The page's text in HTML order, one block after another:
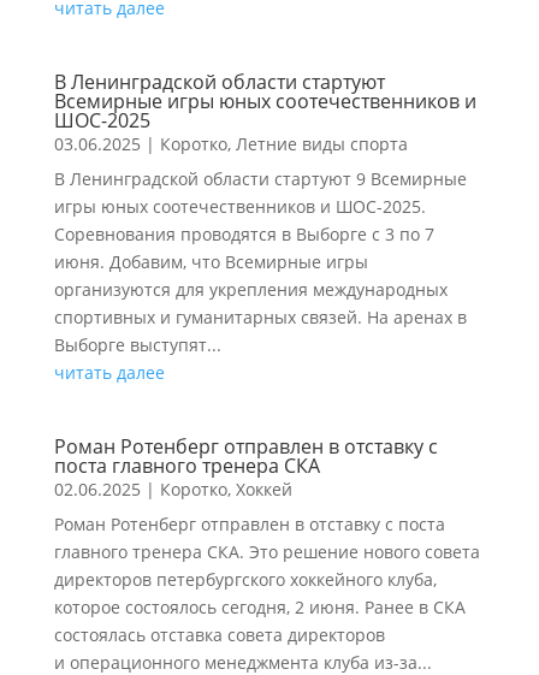
читать далее
В Ленинградской области стартуют
Всемирные игры юных соотечественников и
ШОС-2025
03.06.2025 | Коротко, Летние виды спорта
В Ленинградской области стартуют 9 Всемирные
игры юных соотечественников и ШОС-2025.
Соревнования проводятся в Выборге с 3 по 7
июня. Добавим, что Всемирные игры
организуются для укрепления международных
спортивных и гуманитарных связей. На аренах в
Выборге выступят...
читать далее
Роман Ротенберг отправлен в отставку с
поста главного тренера СКА
02.06.2025 | Коротко, Хоккей
Роман Ротенберг отправлен в отставку с поста
главного тренера СКА. Это решение нового совета
директоров петербургского хоккейного клуба,
которое состоялось сегодня, 2 июня. Ранее в СКА
состоялась отставка совета директоров
и операционного менеджмента клуба из-за...